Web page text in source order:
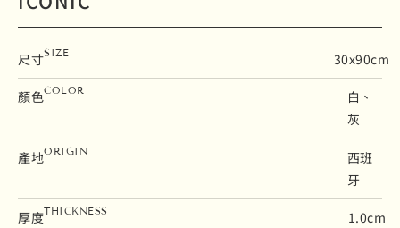
尺寸SIZE 30x90cm
顏色COLOR
白、
灰
產地ORIGIN
西班
牙
厚度THICKNESS 1.0cm